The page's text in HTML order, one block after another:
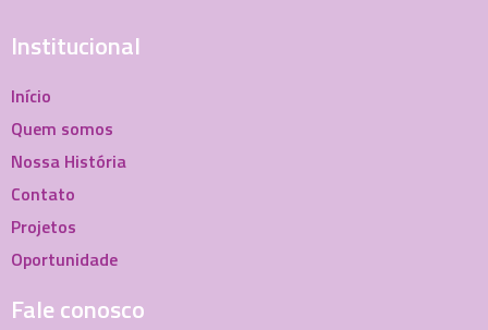
Institucional
Início
Quem somos
Nossa História
Contato
Projetos
Oportunidade
Fale conosco